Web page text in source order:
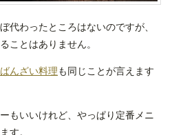
代わったところはないのですが、
ことはありません。
んざい料理も同じことが言えます
もいいけれど、やっぱり定番メニ
す。